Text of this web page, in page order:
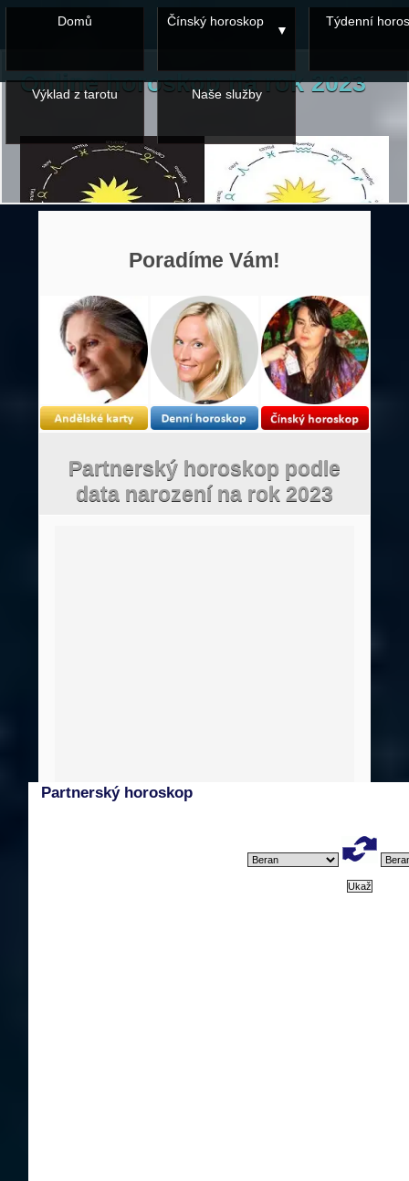
Domů Čínský horoskop Týdenní
Výklad z tarotu Naše služby
Online horoskop na rok 2023
Poradíme Vám!
Partnerský horoskop podle
data narození na rok 2023